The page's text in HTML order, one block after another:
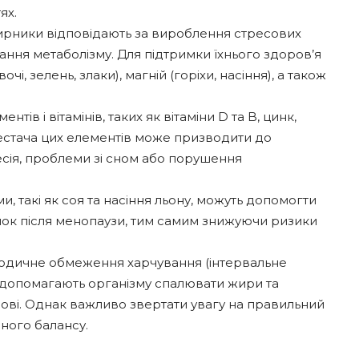
відповідають за вироблення стресових
метаболізму. Для підтримки їхнього здоров’я
зелень, злаки), магній (горіхи, насіння), а також
і вітамінів, таких як вітаміни D та B, цинк,
цих елементів може призводити до
проблеми зі сном або порушення
такі як соя та насіння льону, можуть допомогти
після менопаузи, тим самим знижуючи ризики
обмеження харчування (інтервальне
організму спалювати жири та
Однак важливо звертати увагу на правильний
балансу.